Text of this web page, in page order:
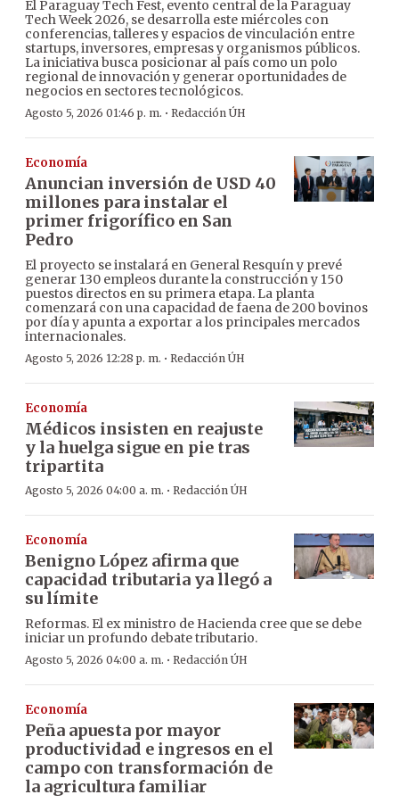
El Paraguay Tech Fest, evento central de la Paraguay
Tech Week 2026, se desarrolla este miércoles con
conferencias, talleres y espacios de vinculación entre
startups, inversores, empresas y organismos públicos.
La iniciativa busca posicionar al país como un polo
regional de innovación y generar oportunidades de
negocios en sectores tecnológicos.
Agosto 5, 2026 01:46 p. m. · Redacción ÚH
Economía
Anuncian inversión de USD 40
millones para instalar el
primer frigorífico en San
Pedro
El proyecto se instalará en General Resquín y prevé
generar 130 empleos durante la construcción y 150
puestos directos en su primera etapa. La planta
comenzará con una capacidad de faena de 200 bovinos
por día y apunta a exportar a los principales mercados
internacionales.
Agosto 5, 2026 12:28 p. m. · Redacción ÚH
Economía
Médicos insisten en reajuste
y la huelga sigue en pie tras
tripartita
Agosto 5, 2026 04:00 a. m. · Redacción ÚH
Economía
Benigno López afirma que
capacidad tributaria ya llegó a
su límite
Reformas. El ex ministro de Hacienda cree que se debe
iniciar un profundo debate tributario.
Agosto 5, 2026 04:00 a. m. · Redacción ÚH
Economía
Peña apuesta por mayor
productividad e ingresos en el
campo con transformación de
la agricultura familiar